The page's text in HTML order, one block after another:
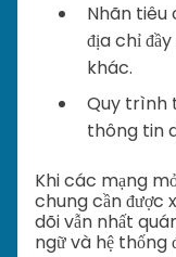
Nhãn tiêu
địa chỉ
khác.
Quy trình
thông tin
Khi các mạng
chung cần được
dõi vẫn nhất
ngữ và hệ thống